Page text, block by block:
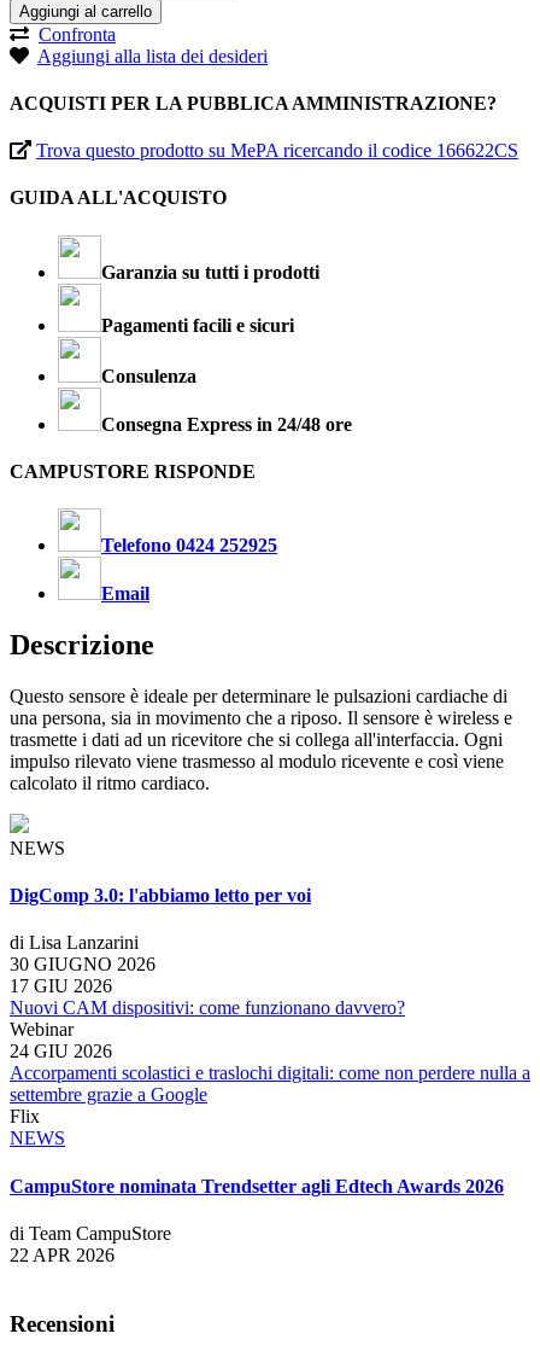
Aggiungi al carrello
Confronta
Aggiungi alla lista dei desideri
ACQUISTI PER LA PUBBLICA AMMINISTRAZIONE?
Trova questo prodotto su MePA ricercando il codice 166622CS
GUIDA ALL'ACQUISTO
Garanzia su tutti i prodotti
Pagamenti facili e sicuri
Consulenza
Consegna Express in 24/48 ore
CAMPUSTORE RISPONDE
Telefono 0424 252925
Email
Descrizione
Questo sensore è ideale per determinare le pulsazioni cardiache di
una persona, sia in movimento che a riposo. Il sensore è wireless e
trasmette i dati ad un ricevitore che si collega all'interfaccia. Ogni
impulso rilevato viene trasmesso al modulo ricevente e così viene
calcolato il ritmo cardiaco.
NEWS
DigComp 3.0: l'abbiamo letto per voi
di Lisa Lanzarini
30 GIUGNO 2026
17 GIU 2026
Nuovi CAM dispositivi: come funzionano davvero?
Webinar
24 GIU 2026
Accorpamenti scolastici e traslochi digitali: come non perdere nulla a
settembre grazie a Google
Flix
NEWS
CampuStore nominata Trendsetter agli Edtech Awards 2026
di Team CampuStore
22 APR 2026
Recensioni